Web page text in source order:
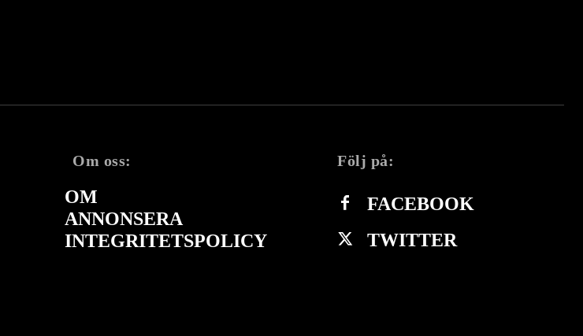
Om oss:
OM
ANNONSERA
INTEGRITETSPOLICY
Följ på:
FACEBOOK
TWITTER